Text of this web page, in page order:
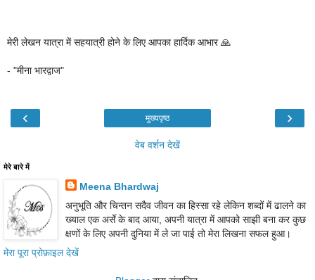
मेरी लेखन यात्रा में सहयात्री होने के लिए आपका हार्दिक आभार 🙏
- "मीना भारद्वाज"
‹ ›
मुख्यपृष्ठ
वेब वर्शन देखें
मेरे बारे में
Meena Bhardwaj
अनुभूति और चिन्तन सदैव जीवन का हिस्सा रहे लेकिन शब्दों में ढालने का
ख्याल एक अर्से के बाद आया, अपनी यात्रा में आपको साझी बना कर कुछ
क्षणों के लिए अपनी दुनिया में ले जा पाई तो मेरा लिखना सफल हुआ।
मेरा पूरा प्रोफ़ाइल देखें